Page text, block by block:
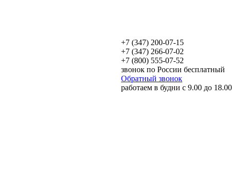
+7 (347) 200-07-15
+7 (347) 266-07-02
+7 (800) 555-07-52
звонок по России бесплатный
Обратный звонок
работаем в будни с 9.00 до 18.00